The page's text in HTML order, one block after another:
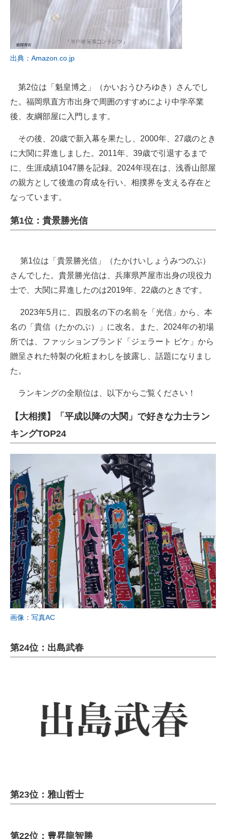
出典：Amazon.co.jp
第2位は「魁皇博之」（かいおうひろゆき）さんでし
た。福岡県直方市出身で周囲のすすめにより中学卒業
後、友綱部屋に入門します。
その後、20歳で新入幕を果たし、2000年、27歳のとき
に大関に昇進しました。2011年、39歳で引退するまで
に、生涯成績1047勝を記録。2024年現在は、浅香山部屋
の親方として後進の育成を行い、相撲界を支える存在と
なっています。
第1位：貴景勝光信
第1位は「貴景勝光信」（たかけいしょうみつのぶ）
さんでした。貴景勝光信は、兵庫県芦屋市出身の現役力
士で、大関に昇進したのは2019年、22歳のときです。
2023年5月に、四股名の下の名前を「光信」から、本
名の「貴信（たかのぶ）」に改名。また、2024年の初場
所では、ファッションブランド「ジェラート ピケ」から
贈呈された特製の化粧まわしを披露し、話題になりまし
た。
ランキングの全順位は、以下からご覧ください！
【大相撲】「平成以降の大関」で好きな力士ラン
キングTOP24
画像：写真AC
第24位：出島武春
第23位：雅山哲士
第22位：豊昇龍智勝